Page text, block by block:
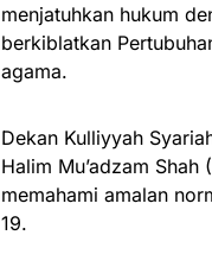
menjatuhkan hukum
berkiblatkan
agama.
Dekan Kulliyyah
Halim Mu’adzam
memahami amalan
19.